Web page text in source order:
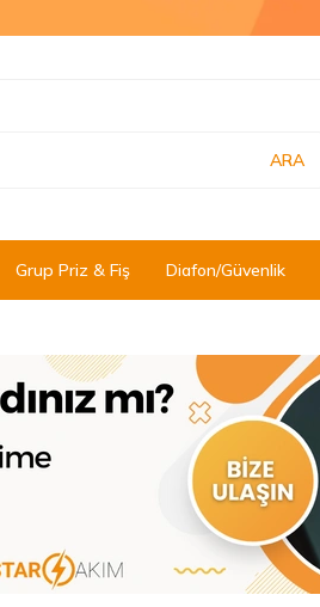
ARA
Grup Priz & Fiş Diafon/Güvenlik